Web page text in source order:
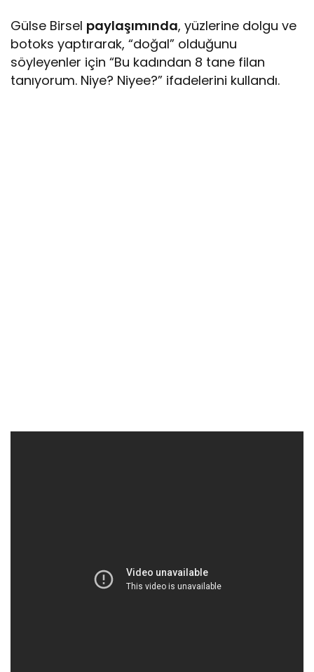
Gülse Birsel paylaşımında, yüzlerine dolgu ve
botoks yaptırarak, “doğal” olduğunu
söyleyenler için “Bu kadından 8 tane filan
tanıyorum. Niye? Niyee?” ifadelerini kullandı.